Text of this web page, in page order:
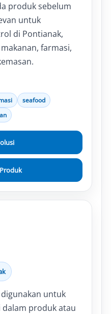
produk sebelum
untuk
di Pontianak,
farmasi,
seafood
untuk
dalam produk atau